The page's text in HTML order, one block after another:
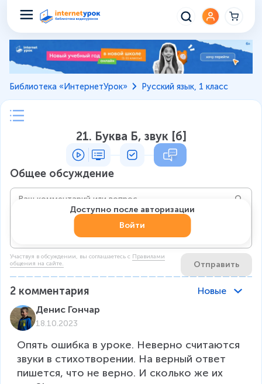
Библиотека «ИнтернетУрок» Русский язык, 1 класс
21. Буква Б, звук [б]
Общее обсуждение
Участвуя в обсуждении, вы соглашаетесь c Правилами
общения на сайте.
Отправить
Доступно после авторизации
Войти
2 комментария
Новые
Денис Гончар
18.10.2023
Опять ошибка в уроке. Неверно считаются
звуки в стихотворении. На верный ответ
пишется, что не верно. И сколько же их